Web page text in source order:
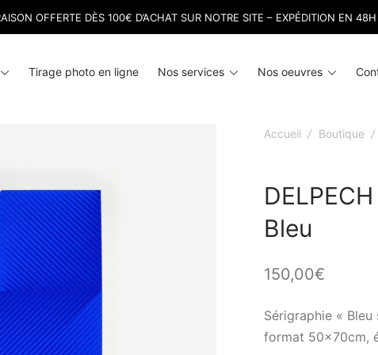
OFFERTE DÈS 100€ D’ACHAT SUR NOTRE SITE – EXPÉDITION EN 48H
ToggleTirage photo en ligne Nos services
ToggleNos oeuvres
Toggle
Accueil / Boutique /
Bleu
150,00€
Sérigraphie « Bleu
format 50x70cm,